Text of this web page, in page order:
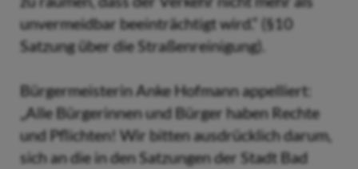
unvermeidbar beeinträchtigt wird.“ (§10
Satzung über die Straßenreinigung).
Bürgermeisterin Anke Hofmann appelliert:
„Alle Bürgerinnen und Bürger haben Rechte
und Pflichten! Wir bitten ausdrücklich darum,
sich an die in den Satzungen der Stadt Bad